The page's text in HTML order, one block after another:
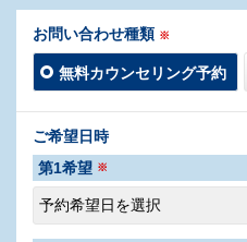
お問い合わせ種類 ※
無料カウンセリング予約
ご希望日時
第1希望 ※